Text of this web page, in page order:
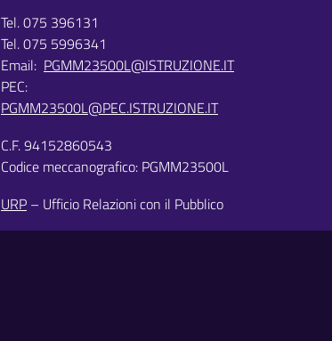
Tel. 075 396131
Tel. 075 5996341
Email: PGMM23500L@ISTRUZIONE.IT
PEC:
PGMM23500L@PEC.ISTRUZIONE.IT
C.F. 94152860543
Codice meccanografico: PGMM23500L
URP – Ufficio Relazioni con il Pubblico